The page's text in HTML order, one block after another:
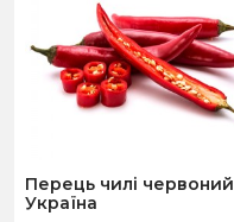
Перець чилі червоний
Україна